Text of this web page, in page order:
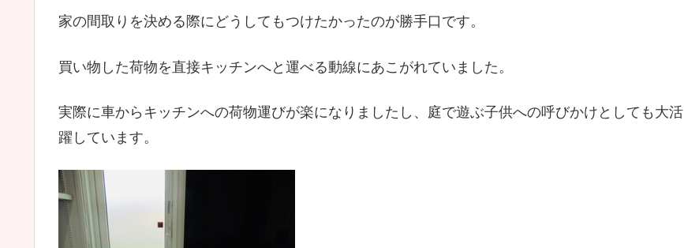
家の間取りを決める際にどうしてもつけたかったのが勝手口です。
買い物した荷物を直接キッチンへと運べる動線にあこがれていました。
実際に車からキッチンへの荷物運びが楽になりましたし、庭で遊ぶ子供への呼びかけとしても大活
躍しています。